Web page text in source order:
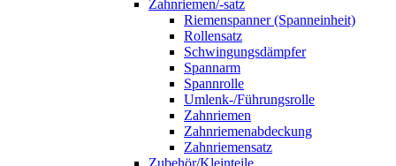
Zahnriemen/-satz
Riemenspanner (Spanneinheit)
Rollensatz
Schwingungsdämpfer
Spannarm
Spannrolle
Umlenk-/Führungsrolle
Zahnriemen
Zahnriemenabdeckung
Zahnriemensatz
Zubehör/Kleinteile